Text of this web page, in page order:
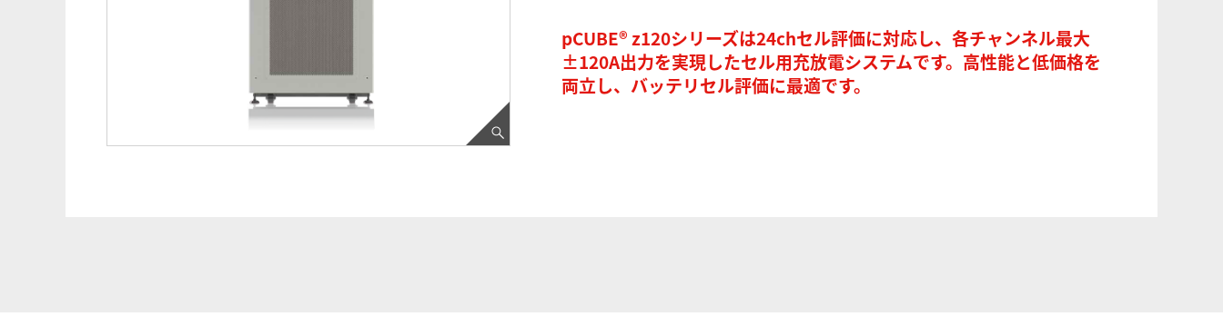
pCUBE® z120シリーズは24chセル評価に対応し、各チャンネル最大
±120A出力を実現したセル用充放電システムです。高性能と低価格を
両立し、バッテリセル評価に最適です。